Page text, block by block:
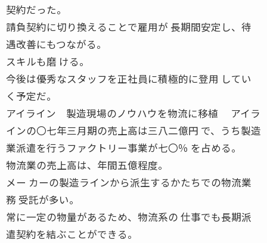
契約だった。
請負契約に切り換えることで雇用が 長期間安定し、待
遇改善にもつながる。
スキルも磨 ける。
今後は優秀なスタッフを正社員に積極的に登用 してい
く予定だ。
アイライン 製造現場のノウハウを物流に移植 アイラ
インの〇七年三月期の売上高は三八二億円 で、うち製造
業派遣を行うファクトリー事業が七〇％ を占める。
物流業の売上高は、年間五億程度。
メー カーの製造ラインから派生するかたちでの物流業
務 受託が多い。
常に一定の物量があるため、物流系の 仕事でも長期派
遣契約を結ぶことができる。